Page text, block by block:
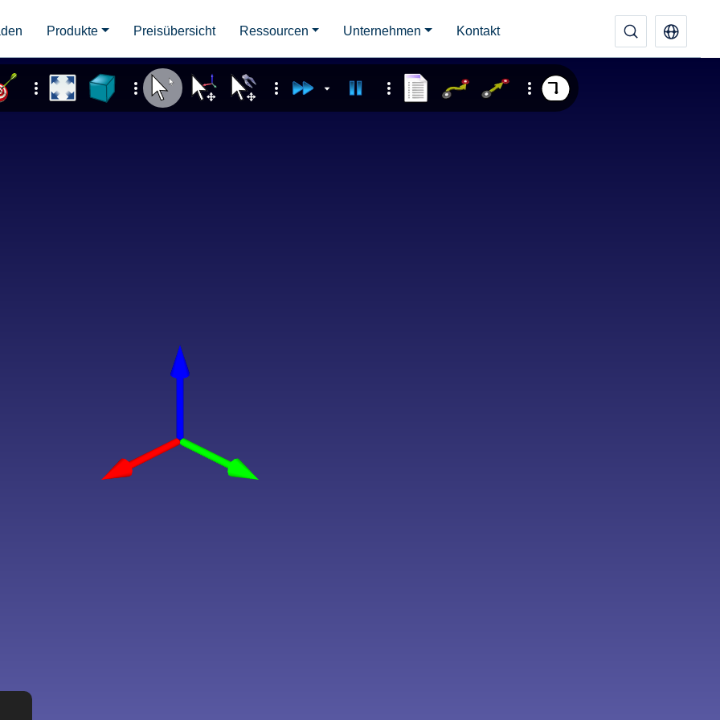
Produkte Preisübersicht Ressourcen Unternehmen Kontakt